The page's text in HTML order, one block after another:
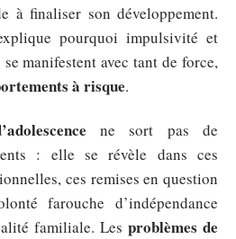
à finaliser son développement.
pourquoi impulsivité et
manifestent avec tant de force,
à risque.
ne sort pas de
: elle se révèle dans ces
ces remises en question
farouche d’indépendance
familiale. Les problèmes de